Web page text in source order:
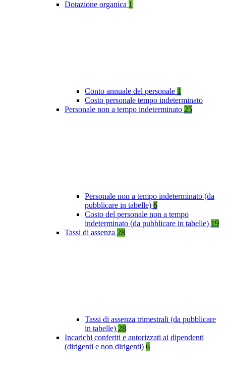
Dotazione organica 1
Conto annuale del personale 1
Costo personale tempo indeterminato
Personale non a tempo indeterminato 25
Personale non a tempo indeterminato (da
pubblicare in tabelle) 6
Costo del personale non a tempo
indeterminato (da pubblicare in tabelle) 19
Tassi di assenza 28
Tassi di assenza trimestrali (da pubblicare
in tabelle) 28
Incarichi conferiti e autorizzati ai dipendenti
(dirigenti e non dirigenti) 6